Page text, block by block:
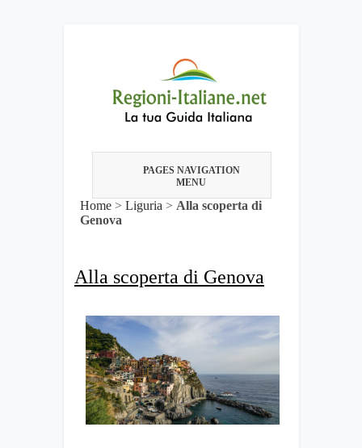
PAGES NAVIGATION
MENU
Home > Liguria > Alla scoperta di
Genova
Alla scoperta di Genova